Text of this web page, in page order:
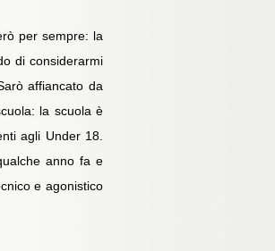
per sempre: la
di considerarmi
affiancato da
la scuola è
agli Under 18.
anno fa e
e agonistico